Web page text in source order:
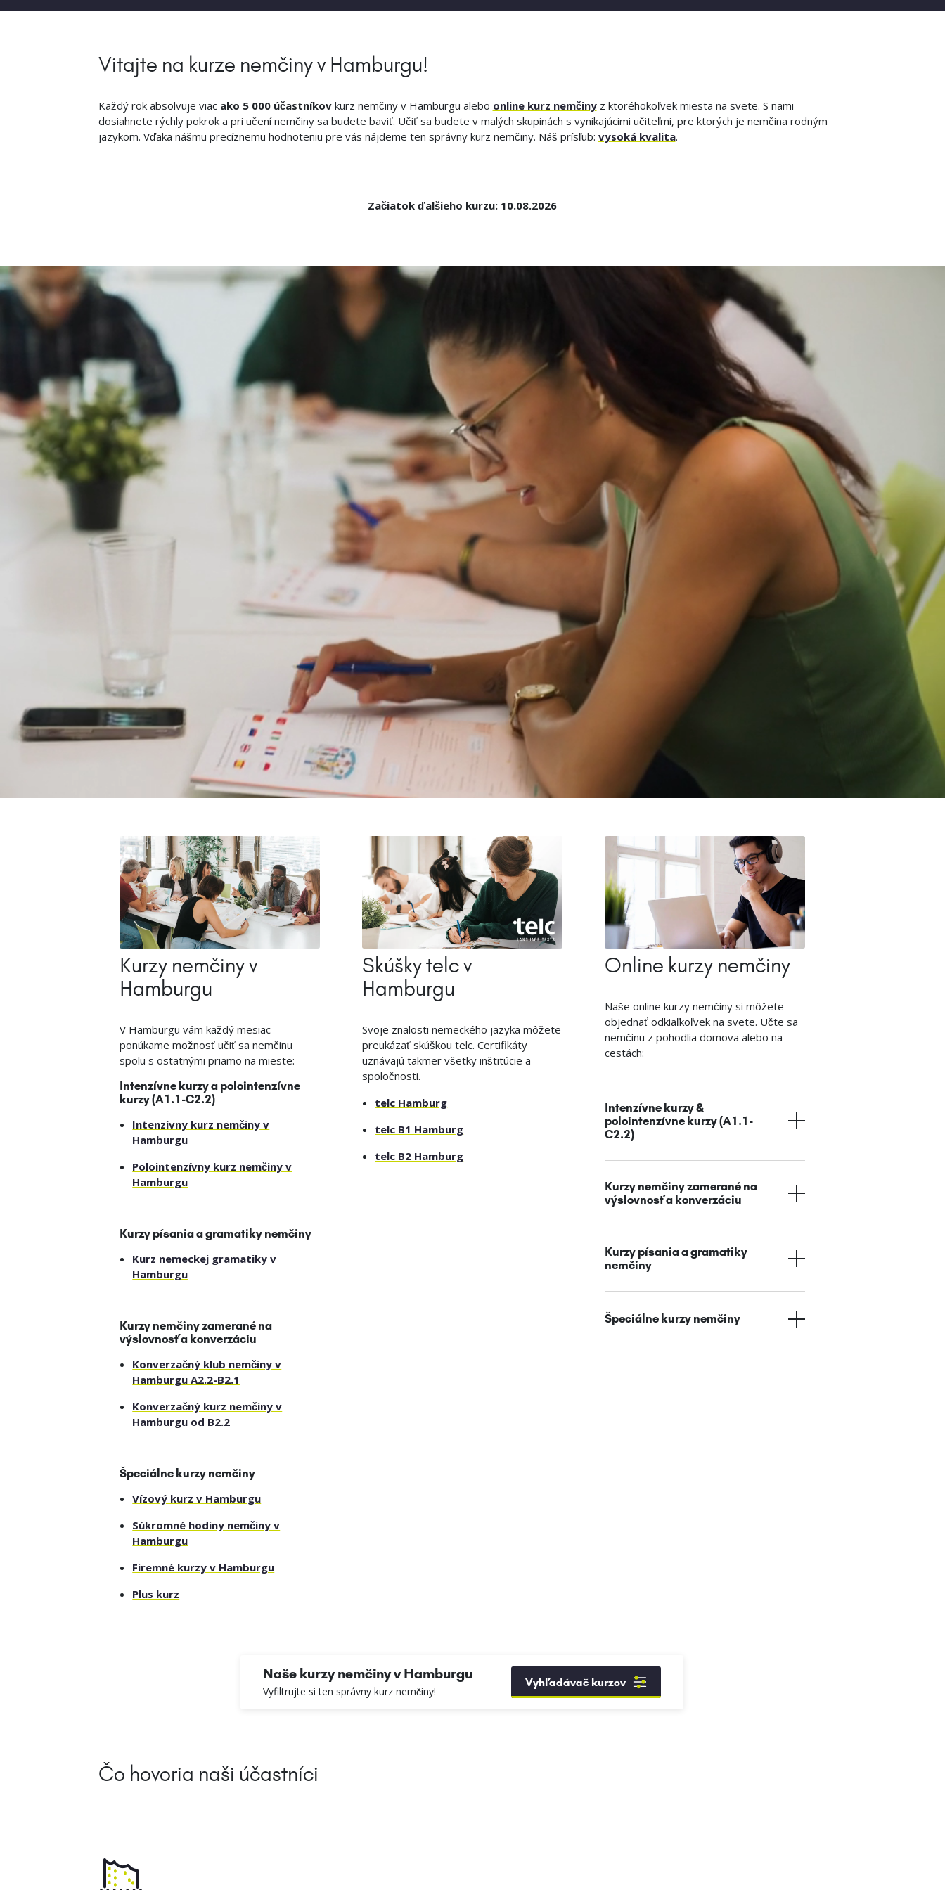
Vitajte na kurze nemčiny v Hamburgu!
Každý rok absolvuje viac ako 5 000 účastníkovkurz nemčiny v Hamburgu alebo online kurz nemčinyz ktoréhokoľvek miesta na svete. S nami
dosiahnete rýchly pokrok a pri učení nemčiny sa budete baviť. Učiť sa budete v malých skupinách s vynikajúcimi učiteľmi, pre ktorých je nemčina rodným
jazykom. Vďaka nášmu precíznemu hodnoteniu pre vás nájdeme ten správny kurz nemčiny. Náš prísľub: vysoká kvalita.
Začiatok ďalšieho kurzu: 10.08.2026
Kurzy nemčiny v
Hamburgu
V Hamburgu vám každý mesiac
ponúkame možnosť učiť sa nemčinu
spolu s ostatnými priamo na mieste:
Intenzívne kurzy a polointenzívne
kurzy (A1.1-C2.2)
Intenzívny kurz nemčiny v
Hamburgu
Polointenzívny kurz nemčiny v
Hamburgu
Kurzy písania a gramatiky nemčiny
Kurz nemeckej gramatiky v
Hamburgu
Kurzy nemčiny zamerané na
výslovnosť a konverzáciu
Konverzačný klub nemčiny v
Hamburgu A2.2-B2.1
Konverzačný kurz nemčiny v
Hamburgu od B2.2
Špeciálne kurzy nemčiny
Vízový kurz v Hamburgu
Súkromné hodiny nemčiny v
Hamburgu
Firemné kurzy v Hamburgu
Plus kurz
Skúšky telc v
Hamburgu
Svoje znalosti nemeckého jazyka môžete
preukázať skúškou telc. Certifikáty
uznávajú takmer všetky inštitúcie a
spoločnosti.
telc Hamburg
telc B1 Hamburg
telc B2 Hamburg
Online kurzy nemčiny
Naše online kurzy nemčiny si môžete
objednať odkiaľkoľvek na svete. Učte sa
nemčinu z pohodlia domova alebo na
cestách:
Intenzívne kurzy &
polointenzívne kurzy (A1.1-
C2.2)
Kurzy nemčiny zamerané na
výslovnosť a konverzáciu
Kurzy písania a gramatiky
nemčiny
Špeciálne kurzy nemčiny
Naše kurzy nemčiny v Hamburgu
Vyfiltrujte si ten správny kurz nemčiny!
Vyhľadávač kurzov
Čo hovoria naši účastníci